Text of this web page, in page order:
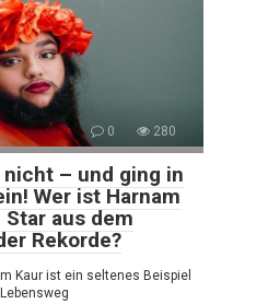
0 280
– und ging in
Wer ist Harnam
aus dem
Rekorde?
Kaur ist ein seltenes Beispiel